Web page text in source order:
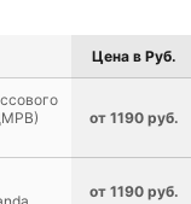
Цена в Руб.
от 1190 руб.
от 1190 руб.